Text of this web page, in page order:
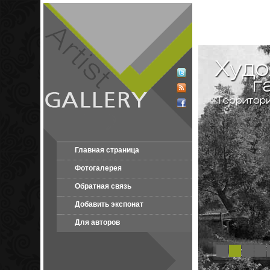
Главная страница
Фотогалерея
Обратная связь
Добавить экспонат
Для авторов